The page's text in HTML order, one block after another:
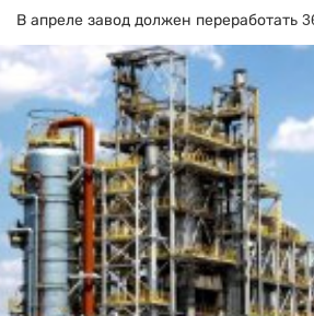
В апреле завод должен переработать